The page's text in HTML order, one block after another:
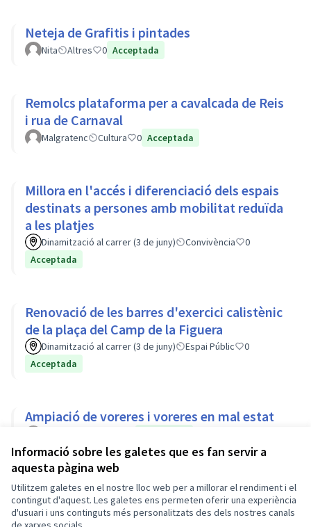
Informació sobre les galetes que es fan servir a
aquesta pàgina web
Utilitzem galetes en el nostre lloc web per a millorar el rendiment i el
contingut d'aquest. Les galetes ens permeten oferir una experiència
d'usuari i uns continguts més personalitzats des dels nostres canals
Neteja de Grafitis i pintades
Nita Altres 0 Acceptada
Remolcs plataforma per a cavalcada de Reis
i rua de Carnaval
Malgratenc Cultura 0 Acceptada
Millora en l'accés i diferenciació dels espais
destinats a persones amb mobilitat reduïda
a les platjes
Dinamització al carrer (3 de juny) Convivència
0
Acceptada
Renovació de les barres d'exercici calistènic
de la plaça del Camp de la Figuera
Dinamització al carrer (3 de juny) Espai Públic
0
Acceptada
Ampiació de voreres i voreres en mal estat
Termes i condicions d'ús
Configuració de les galetes
Ajuntament de Malgrat de Mar a X